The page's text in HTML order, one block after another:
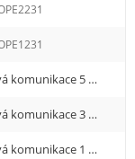
ZZKOM23525 Komunikace a krizová komunikace 5
ZZKOM22313 Komunikace a krizová komunikace 3
ZZKOM21111 Komunikace a krizová komunikace 1